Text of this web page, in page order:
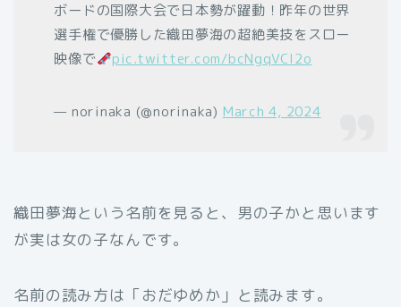
ボードの国際大会で日本勢が躍動！昨年の世界
選手権で優勝した織田夢海の超絶美技をスロー
映像で
pic.twitter.com/bcNgqVCl2o
— norinaka (@norinaka) March 4, 2024
織田夢海という名前を見ると、男の子かと思います
が実は女の子なんです。
名前の読み方は「おだゆめか」と読みます。